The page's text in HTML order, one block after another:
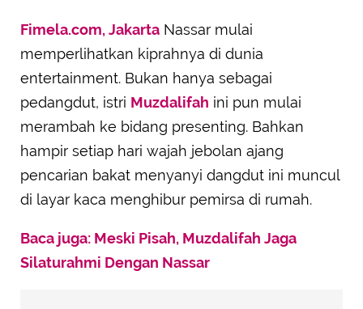
Fimela.com, Jakarta Nassar mulai
memperlihatkan kiprahnya di dunia
entertainment. Bukan hanya sebagai
pedangdut, istri Muzdalifah ini pun mulai
merambah ke bidang presenting. Bahkan
hampir setiap hari wajah jebolan ajang
pencarian bakat menyanyi dangdut ini muncul
di layar kaca menghibur pemirsa di rumah.
Baca juga: Meski Pisah, Muzdalifah Jaga
Silaturahmi Dengan Nassar